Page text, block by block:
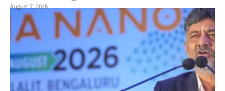
August 7, 2026